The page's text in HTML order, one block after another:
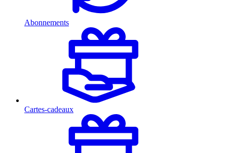
Abonnements
Cartes-cadeaux